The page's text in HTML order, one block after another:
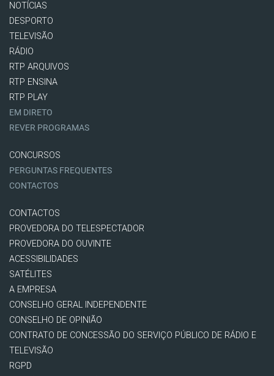
NOTÍCIAS
DESPORTO
TELEVISÃO
RÁDIO
RTP ARQUIVOS
RTP ENSINA
RTP PLAY
EM DIRETO
REVER PROGRAMAS
CONCURSOS
PERGUNTAS FREQUENTES
CONTACTOS
CONTACTOS
PROVEDORA DO TELESPECTADOR
PROVEDORA DO OUVINTE
ACESSIBILIDADES
SATÉLITES
A EMPRESA
CONSELHO GERAL INDEPENDENTE
CONSELHO DE OPINIÃO
CONTRATO DE CONCESSÃO DO SERVIÇO PÚBLICO DE RÁDIO E
TELEVISÃO
RGPD